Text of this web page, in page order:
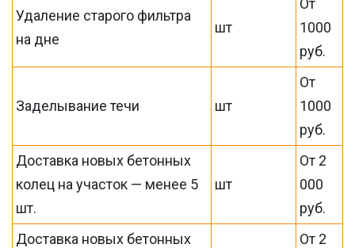
Удаление старого фильтра
на дне
шт
От
1000
руб.
Заделывание течи шт
От
1000
руб.
Доставка новых бетонных
колец на участок — менее 5
шт.
шт
От 2
000
руб.
Доставка новых бетонных
От 2